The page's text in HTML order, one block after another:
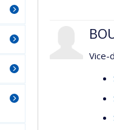
Vice-